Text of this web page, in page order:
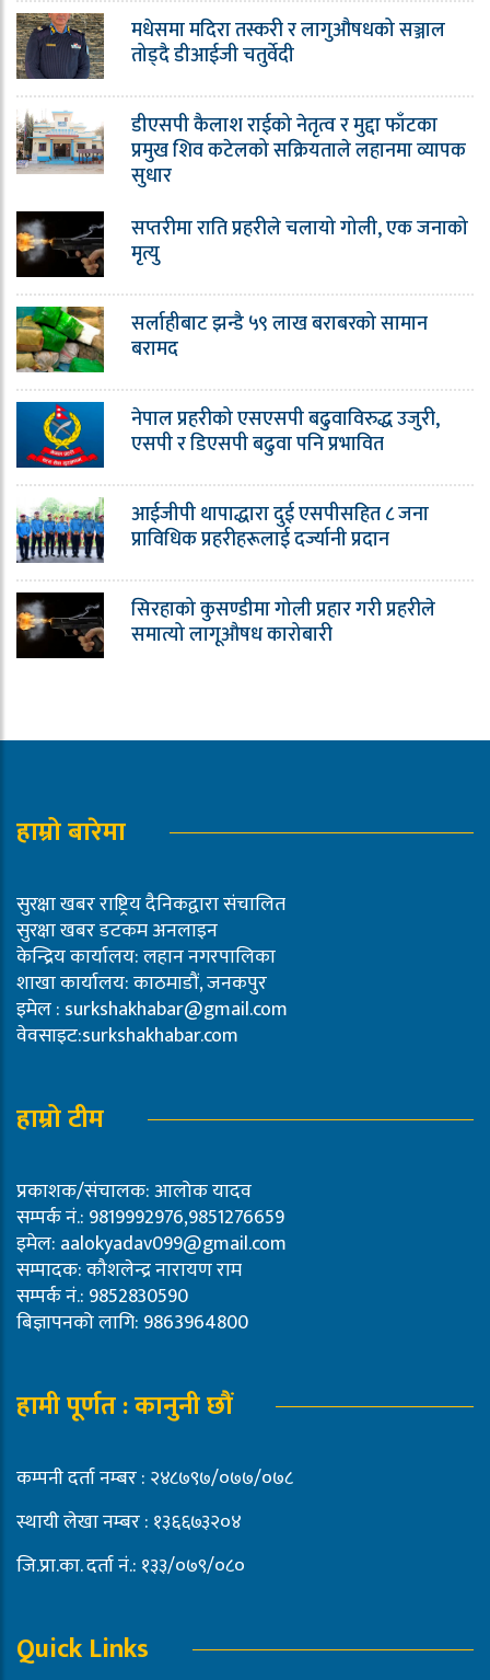
मधेसमा मदिरा तस्करी र लागुऔषधको सञ्जाल
तोड्दै डीआईजी चतुर्वेदी
डीएसपी कैलाश राईको नेतृत्व र मुद्दा फाँटका
प्रमुख शिव कटेलको सक्रियताले लहानमा व्यापक
सुधार
सप्तरीमा राति प्रहरीले चलायो गोली, एक जनाको
मृत्यु
सर्लाहीबाट झन्डै ५९ लाख बराबरको सामान
बरामद
नेपाल प्रहरीको एसएसपी बढुवाविरुद्ध उजुरी,
एसपी र डिएसपी बढुवा पनि प्रभावित
आईजीपी थापाद्धारा दुई एसपीसहित ८ जना
प्राविधिक प्रहरीहरूलाई दर्ज्यानी प्रदान
सिरहाको कुसण्डीमा गोली प्रहार गरी प्रहरीले
समात्यो लागूऔषध कारोबारी
हाम्रो बारेमा
सुरक्षा खबर राष्ट्रिय दैनिकद्वारा संचालित
सुरक्षा खबर डटकम अनलाइन
केन्द्रिय कार्यालय: लहान नगरपालिका
शाखा कार्यालय: काठमाडौं, जनकपुर
इमेल : surkshakhabar@gmail.com
वेवसाइट:surkshakhabar.com
हाम्रो टीम
प्रकाशक/संचालक: आलोक यादव
सम्पर्क नं.: 9819992976,9851276659
इमेल: aalokyadav099@gmail.com
सम्पादक: कौशलेन्द्र नारायण राम
सम्पर्क नं.: 9852830590
बिज्ञापनको लागि: 9863964800
हामी पूर्णत : कानुनी छौं
कम्पनी दर्ता नम्बर : २४८७९७/०७७/०७८
स्थायी लेखा नम्बर : १३६६७३२०४
जि.प्रा.का. दर्ता नं.: १३३/०७९/०८०
Quick Links